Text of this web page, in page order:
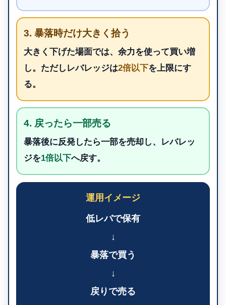
3. 暴落時だけ大きく拾う
大きく下げた場面では、余力を使って買い増
し。ただしレバレッジは2倍以下を上限にす
る。
4. 戻ったら一部売る
暴落後に反発したら一部を売却し、レバレッ
ジを1倍以下へ戻す。
運用イメージ
低レバで保有
↓
暴落で買う
↓
戻りで売る